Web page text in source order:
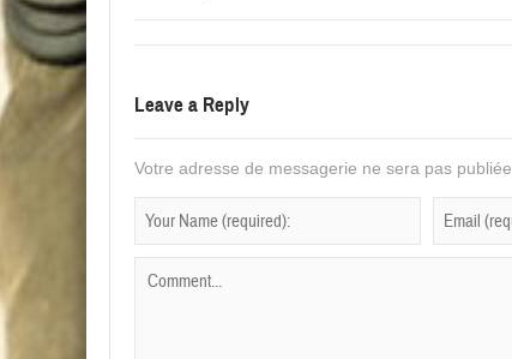
Leave a Reply
Votre adresse de messagerie ne sera pas publiée.